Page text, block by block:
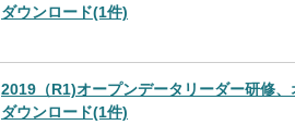
ダウンロード(1件)
2019（R1)オープンデータリーダー研修
ダウンロード(1件)